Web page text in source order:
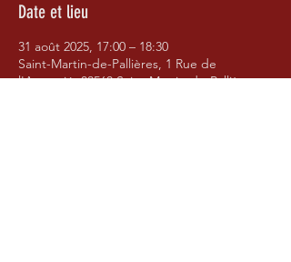
Date et lieu
31 août 2025, 17:00 – 18:30
Saint-Martin-de-Pallières, 1 Rue de
l'Amourié, 83560 Saint-Martin-de-Pallières,